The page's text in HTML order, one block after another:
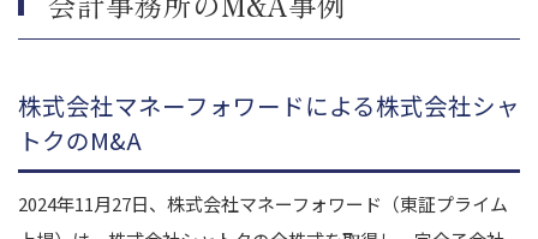
株式会社マネーフォワードによる株式会社シャ
トクのM&A
2024年11月27日、株式会社マネーフォワード（東証プライム